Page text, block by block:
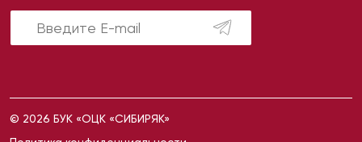
© 2026 БУК «ОЦК «СИБИРЯК»